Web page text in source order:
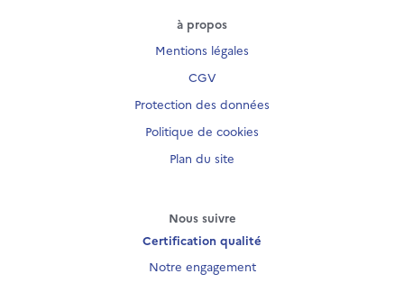
à propos
Mentions légales
CGV
Protection des données
Politique de cookies
Plan du site
Nous suivre
Certification qualité
Notre engagement